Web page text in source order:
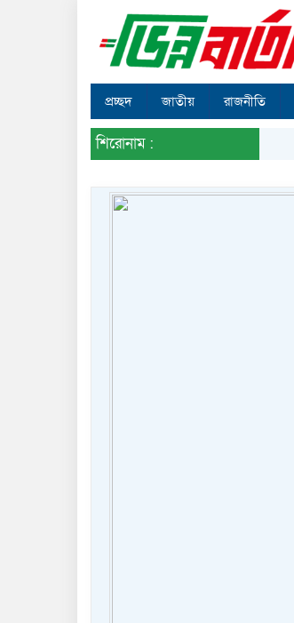
প্রচ্ছদ জাতীয় রাজনীতি
শিরোনাম :